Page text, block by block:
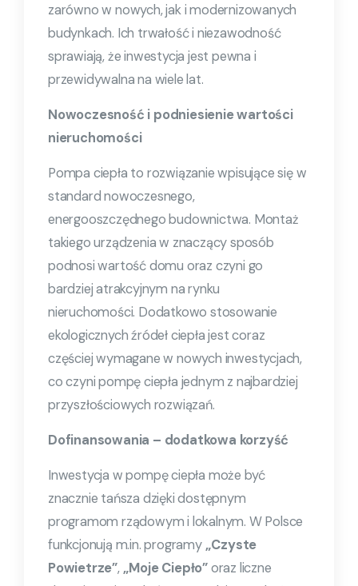
zarówno w nowych, jak i modernizowanych
budynkach. Ich trwałość i niezawodność
sprawiają, że inwestycja jest pewna i
przewidywalna na wiele lat.
Nowoczesność i podniesienie wartości
nieruchomości
Pompa ciepła to rozwiązanie wpisujące się w
standard nowoczesnego,
energooszczędnego budownictwa. Montaż
takiego urządzenia w znaczący sposób
podnosi wartość domu oraz czyni go
bardziej atrakcyjnym na rynku
nieruchomości. Dodatkowo stosowanie
ekologicznych źródeł ciepła jest coraz
częściej wymagane w nowych inwestycjach,
co czyni pompę ciepła jednym z najbardziej
przyszłościowych rozwiązań.
Dofinansowania – dodatkowa korzyść
Inwestycja w pompę ciepła może być
znacznie tańsza dzięki dostępnym
programom rządowym i lokalnym. W Polsce
funkcjonują m.in. programy „Czyste
Powietrze”, „Moje Ciepło”oraz liczne